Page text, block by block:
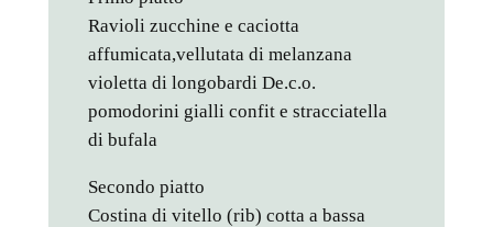
Ravioli zucchine e caciotta
affumicata,vellutata di melanzana
violetta di longobardi De.c.o.
pomodorini gialli confit e stracciatella
di bufala
Secondo piatto
Costina di vitello (rib) cotta a bassa